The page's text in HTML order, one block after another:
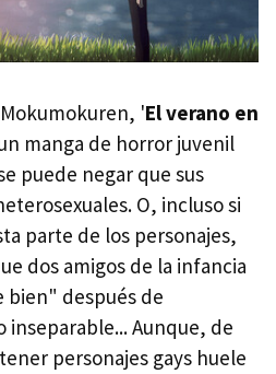
'El verano en
manga de horror juvenil
puede negar que sus
O, incluso si
parte de los personajes,
dos amigos de la infancia
bien" después de
inseparable... Aunque, de
personajes gays huele